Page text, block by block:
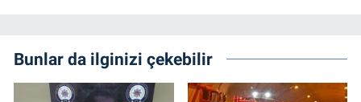
Bunlar da ilginizi çekebilir